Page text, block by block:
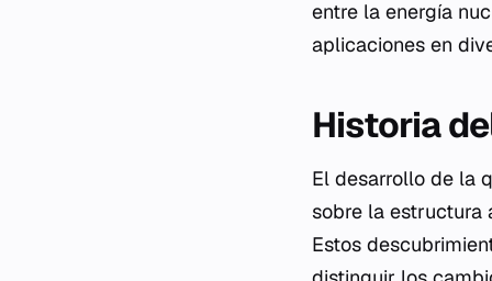
entre la energía
aplicaciones en
Historia
El desarrollo de la
sobre la estructura
Estos